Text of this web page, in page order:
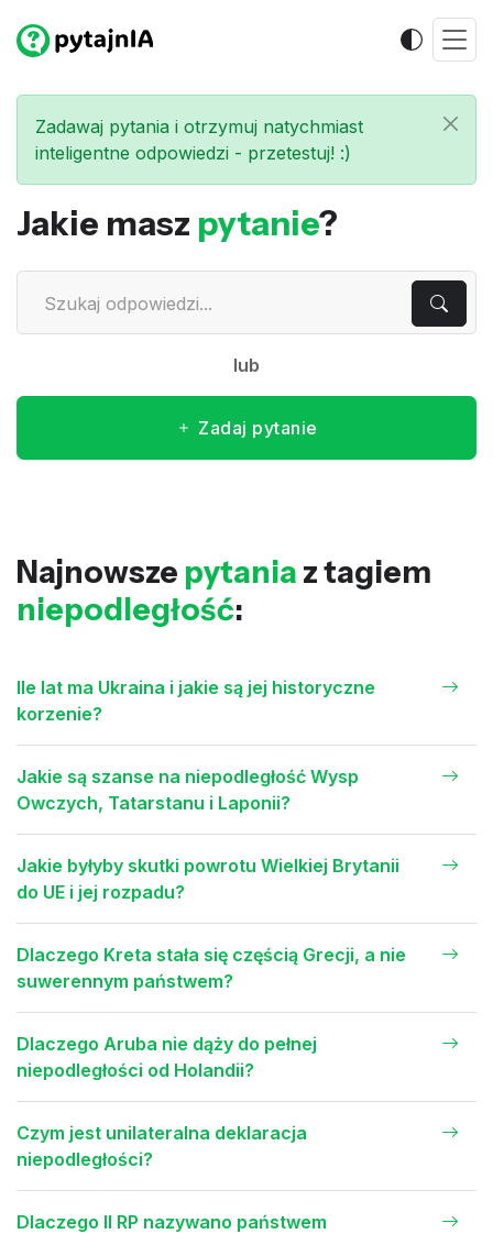
Zadawaj pytania i otrzymuj natychmiast
inteligentne odpowiedzi - przetestuj! :)
Jakie masz pytanie?
lub
Zadaj pytanie
Najnowsze pytania z tagiem
niepodległość:
Ile lat ma Ukraina i jakie są jej historyczne
korzenie?
Jakie są szanse na niepodległość Wysp
Owczych, Tatarstanu i Laponii?
Jakie byłyby skutki powrotu Wielkiej Brytanii
do UE i jej rozpadu?
Dlaczego Kreta stała się częścią Grecji, a nie
suwerennym państwem?
Dlaczego Aruba nie dąży do pełnej
niepodległości od Holandii?
Czym jest unilateralna deklaracja
niepodległości?
Dlaczego II RP nazywano państwem